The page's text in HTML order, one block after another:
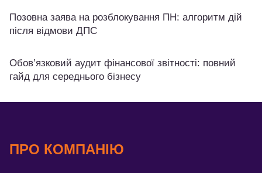
Позовна заява на розблокування ПН: алгоритм дій
після відмови ДПС
Обов’язковий аудит фінансової звітності: повний
гайд для середнього бізнесу
ПРО КОМПАНІЮ